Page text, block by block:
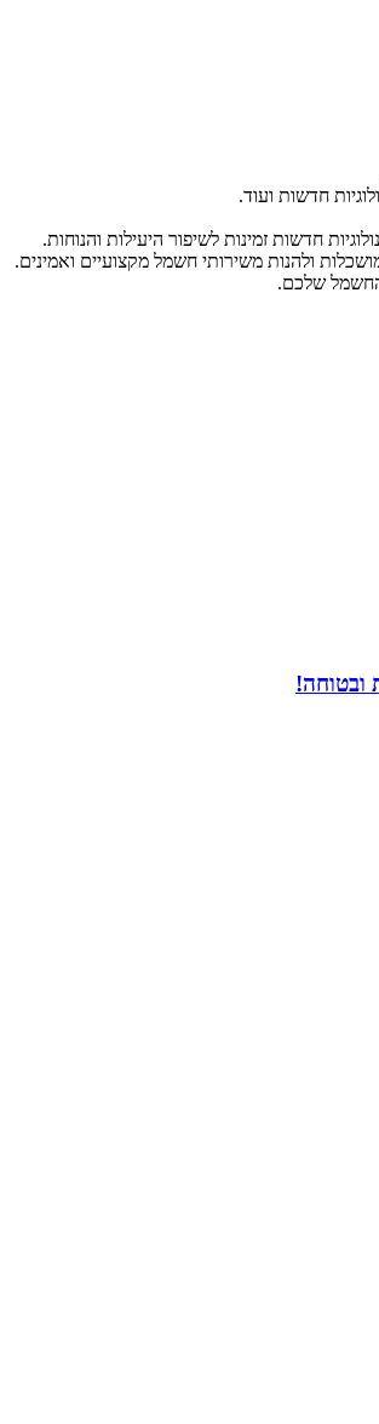
חדשות ועוד.
חדשות זמינות לשיפור היעילות והנוחות.
ולהנות משירותי חשמל מקצועיים ואמינים.
החשמל שלכם.
ובטוחה!